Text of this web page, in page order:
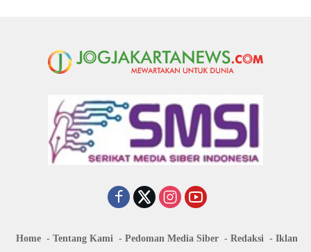
Home Tentang Kami Pedoman Media Siber Redaksi
Iklan